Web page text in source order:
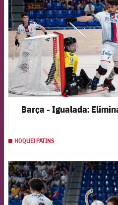
Barça - Igualada:
HOQUEI PATINS